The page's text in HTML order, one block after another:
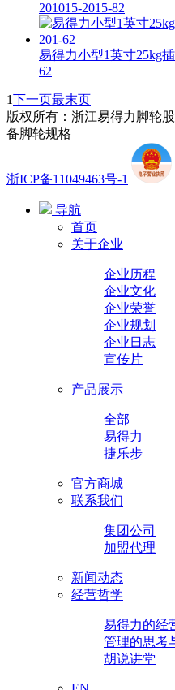
201015-2015-82
易得力小型1英寸25kg
62
1下一页最末页
版权所有：浙江易得力脚轮
备脚轮规格
浙ICP备11049463号-1
导航
首页
关于企业
企业历程
企业文化
企业荣誉
企业规划
企业日志
宣传片
产品展示
全部
易得力
捷乐步
官方商城
联系我们
集团公司
加盟代理
新闻动态
经营哲学
易得力的经
管理的思考
胡说讲堂